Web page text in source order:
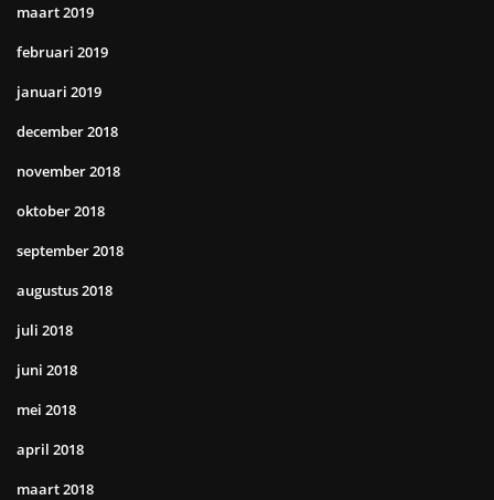
maart 2019
februari 2019
januari 2019
december 2018
november 2018
oktober 2018
september 2018
augustus 2018
juli 2018
juni 2018
mei 2018
april 2018
maart 2018